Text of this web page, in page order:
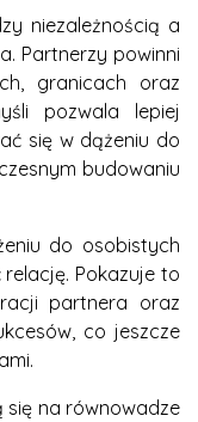
niezależnością a
Partnerzy powinni
granicach oraz
pozwala lepiej
się w dążeniu do
budowaniu
do osobistych
Pokazuje to
partnera oraz
co jeszcze
na równowadze